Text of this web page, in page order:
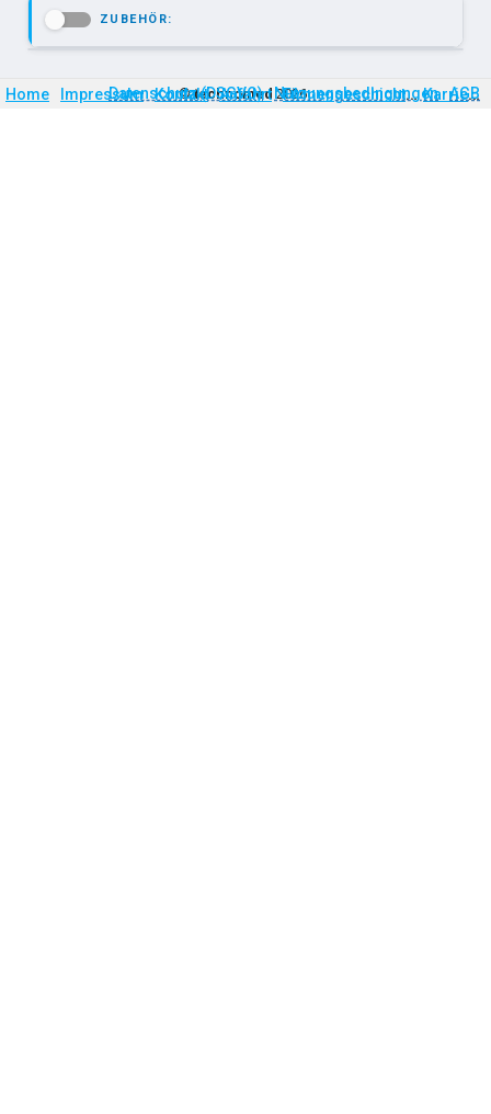
ZUBEHÖR:
Home Impressum Kontakt Anfahrt Firmengeschichte Karriere
©technomed 2026
Datenschutz (DSGVO) Nutzungsbedingungen AGB